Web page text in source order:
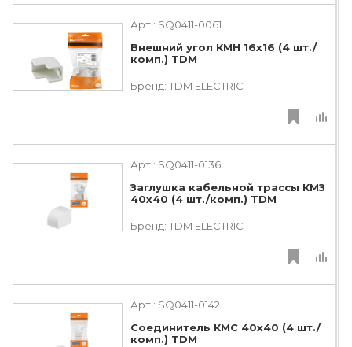
Арт.: SQ0411-0061
Внешний угол КМН 16х16 (4 шт./
комп.) TDM
Бренд: TDM ЕLECTRIC
Арт.: SQ0411-0136
Заглушка кабельной трассы КМЗ
40х40 (4 шт./комп.) TDM
Бренд: TDM ЕLECTRIC
Арт.: SQ0411-0142
Соединитель КМС 40х40 (4 шт./
комп.) TDM